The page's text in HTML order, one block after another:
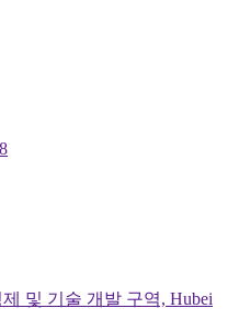
제 및 기술 개발 구역, Hubei